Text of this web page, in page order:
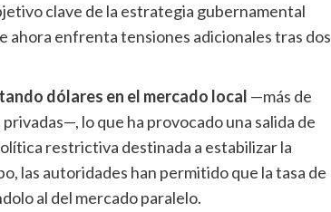
clave de la estrategia gubernamental
ahora enfrenta tensiones adicionales tras dos
dólares en el mercado local —más de
lo que ha provocado una salida de
restrictiva destinada a estabilizar la
las autoridades han permitido que la tasa de
al del mercado paralelo.